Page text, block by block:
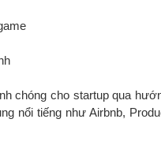
chóng cho startup qua
nổi tiếng như Airbnb,